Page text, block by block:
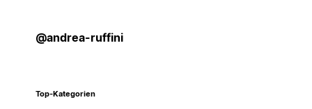
@andrea-ruffini
Top-Kategorien